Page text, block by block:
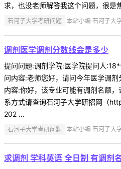
求，也没老师解答我这个问题，很是
石河子大学考研问题 本站小编 石河子大
调剂医学调剂分数线会是多少
提问问题:调剂学院:医学院提问人
问内容:老师您好，请问今年医学调
内容:你好，该专业可能有调剂名额
系方式请查询石河子大学研招网（
202 ...
石河子大学考研问题 本站小编 石河子大
求调剂 学科英语 全日制 有调剂